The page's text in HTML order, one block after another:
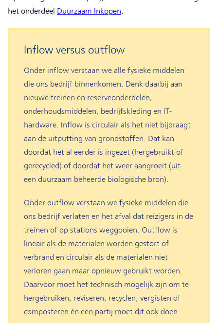
het onderdeel Duurzaam Inkopen
Inflow versus outflow
Onder inflow verstaan we alle fysieke middelen
die ons bedrijf binnenkomen. Denk daarbij aan
nieuwe treinen en reserveonderdelen,
onderhoudsmiddelen, bedrijfskleding en IT-
hardware. Inflow is circulair als het niet bijdraagt
aan de uitputting van grondstoffen. Dat kan
doordat het al eerder is ingezet (hergebruikt of
gerecycled) of doordat het weer aangroeit (uit
een duurzaam beheerde biologische bron).
Onder outflow verstaan we fysieke middelen die
ons bedrijf verlaten en het afval dat reizigers in de
treinen of op stations weggooien. Outflow is
lineair als de materialen worden gestort of
verbrand en circulair als de materialen niet
verloren gaan maar opnieuw gebruikt worden.
Daarvoor moet het technisch mogelijk zijn om te
hergebruiken, reviseren, recyclen, vergisten of
composteren én een partij moet dit ook doen.